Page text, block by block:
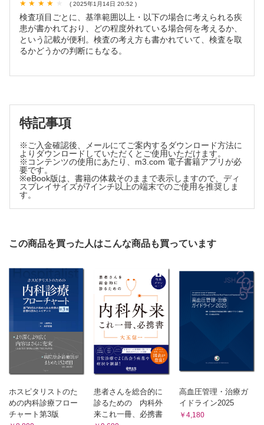
13．乳酸デヒドロゲナーゼ（LD，LDH）
14．リパーゼ，エラスターゼ1，ホスホリパーゼA2，トリプ
シン
15．ロイシンアミノペプチダーゼ（LAP）
16．γ-グルタミルトランスフェラーゼ（γ-GT，γ-GTP）
20．クレアチニン（血清，尿，クレアチニンクリアランス，
21．尿 酸
22．尿素窒素（BUN）
D．ビリルビン・胆汁酸
23．ビリルビン
E．ビタミン
26．ビタミンC
F．電解質・浸透圧
28．カルシウム（Ca），リン（P）
29．ナトリウム（Na），クロール（Cl）
30．マグネシウム（Mg）
31．血漿・尿浸透圧
G．血液ガス
32．血漿HCO3−濃度
33．動脈血CO2分圧
34．動脈血O2分圧，オキシメーター
36．base excess
H．金属
37．亜 鉛
( 2025年1月14日 20:52 )
検査項目ごとに、基準範囲以上・以下の場合に考えられる疾
患が書かれており、どの程度外れている場合何を考えるか、
という記載が便利。検査の考え方も書かれていて、検査を取
るかどうかの判断にもなる。
特記事項
※ご入金確認後、メールにてご案内するダウンロード方法に
よりダウンロードしていただくとご使用いただけます。
※コンテンツの使用にあたり、m3.com 電子書籍アプリが必
要です。
※eBook版は、書籍の体裁そのままで表示しますので、ディ
スプレイサイズが7インチ以上の端末でのご使用を推奨しま
す。
この商品を買った人はこんな商品も買っています
ホスピタリストのた
めの内科診療フロー
チャート第3版
患者さんを総合的に
診るための 内科外
来これ一冊、必携書
高血圧管理・治療ガ
イドライン2025
￥4,180